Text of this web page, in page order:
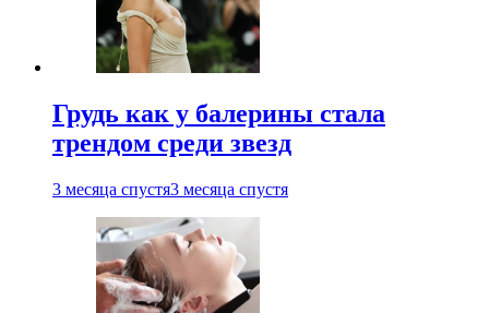
Грудь как у балерины стала
трендом среди звезд
3 месяца спустя3 месяца спустя